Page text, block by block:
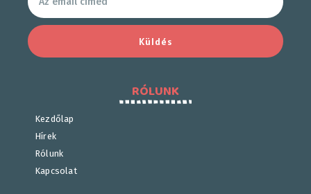
Küldés
RÓLUNK
Kezdőlap
Hírek
Rólunk
Kapcsolat